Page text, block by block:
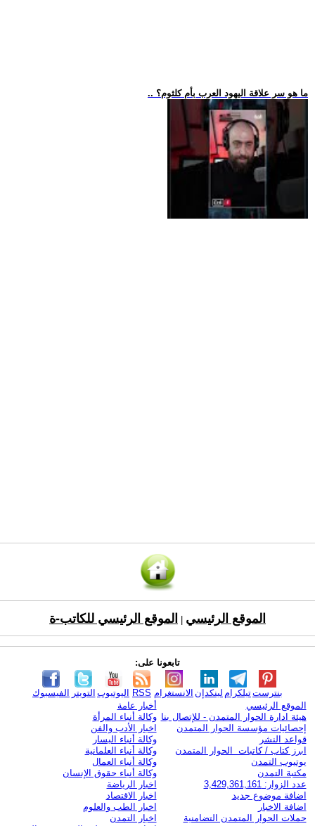
.. ما هو سر علاقة اليهود العرب بأم كلثوم؟
الموقع الرئيسي الموقع الرئيسي للكاتب-ة
تابعونا على:
الفيسبوك التويتر اليوتيوب RSS الانستغرام لينكدإن تيلكرامبنترست
الموقع الرئيسي
هيئة ادارة الحوار المتمدن - للإتصال بنا
إحصائيات مؤسسة الحوار المتمدن
قواعد النشر
ابرز كتاب / كاتبات الحوار المتمدن
يوتيوب التمدن
مكتبة التمدن
عدد الزوار: 3,429,361,161
اضافة موضوع جديد
اضافة الاخبار
حملات الحوار المتمدن التضامنية
أخبار عامة
وكالة أنباء المرأة
اخبار الأدب والفن
وكالة أنباء اليسار
وكالة أنباء العلمانية
وكالة أنباء العمال
وكالة أنباء حقوق الإنسان
اخبار الرياضة
اخبار الاقتصاد
اخبار الطب والعلوم
اخبار التمدن